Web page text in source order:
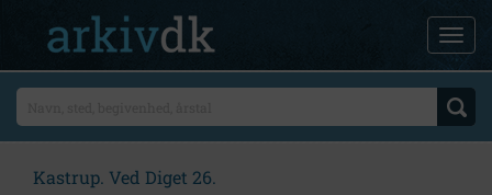
Kastrup. Ved Diget 26.